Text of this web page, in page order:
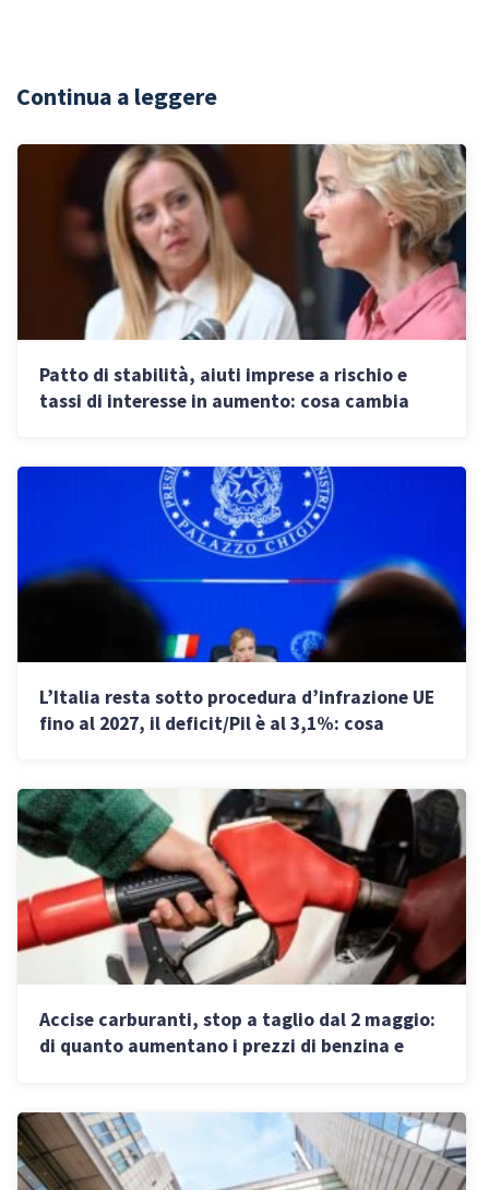
Continua a leggere
Patto di stabilità, aiuti imprese a rischio e
tassi di interesse in aumento: cosa cambia
L’Italia resta sotto procedura d’infrazione UE
fino al 2027, il deficit/Pil è al 3,1%: cosa
Accise carburanti, stop a taglio dal 2 maggio:
di quanto aumentano i prezzi di benzina e